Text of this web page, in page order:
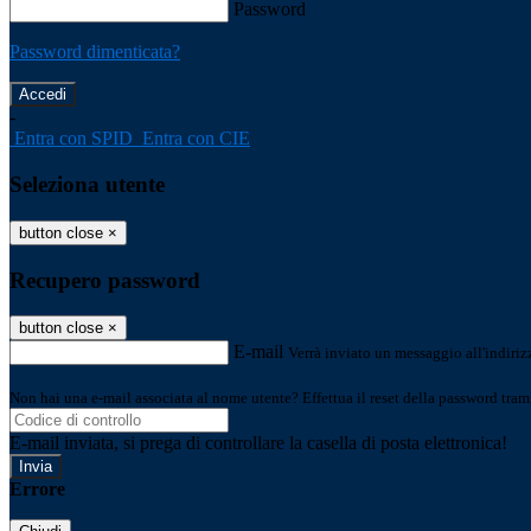
Password
Password dimenticata?
-
Entra con SPID Entra con CIE
Seleziona utente
button close ×
Recupero password
button close ×
E-mail Verrà inviato un messaggio
Non hai una e-mail associata al nome utente? Effettua il reset della password
E-mail inviata, si prega di controllare la casella di posta elettronica!
Errore